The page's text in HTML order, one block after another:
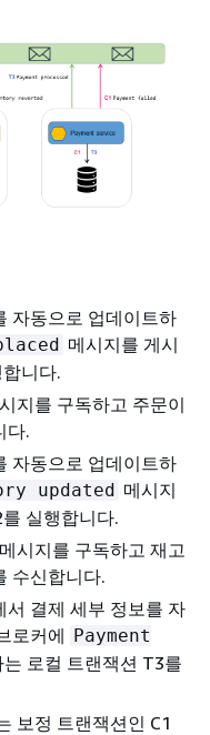
자동으로 업데이트하
메시지를 게시
니다.
지를 구독하고 주문이
다.
자동으로 업데이트하
updated 메시지
실행합니다.
시지를 구독하고 재고
수신합니다.
결제 세부 정보를 자
로커에 Payment
로컬 트랜잭션 T3를
보정 트랜잭션인 C1